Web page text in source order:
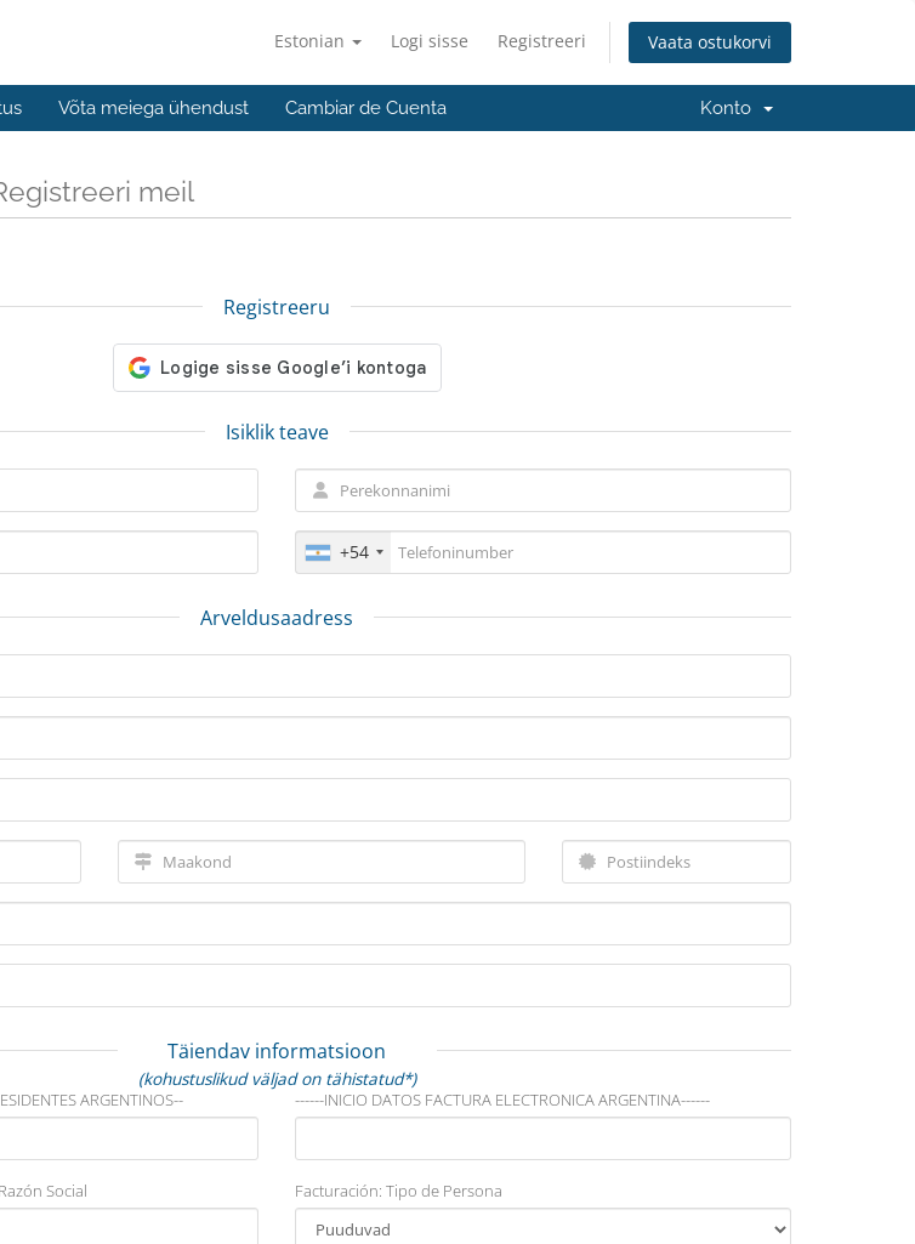
Estonian Logi sisse Registreeri Vaata ostukorvi
Võta meiega ühendust Cambiar de Cuenta Konto
meil
Registreeru
Isiklik teave
+54
Arveldusaadress
Täiendav informatsioon
(kohustuslikud väljad on tähistatud*)
ARGENTINOS-- ------INICIO DATOS FACTURA ELECTRONICA ARGENTINA------
Social Facturación: Tipo de Persona